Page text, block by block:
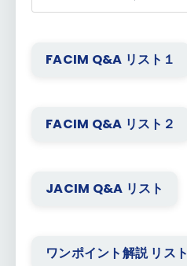
FACIM Q&A リスト１
FACIM Q&A リスト２
JACIM Q&A リスト
ワンポイント解説 リスト